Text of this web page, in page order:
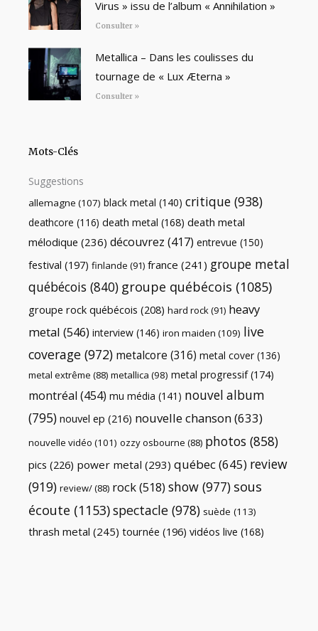
Virus » issu de l’album « Annihilation »
Consulter »
Metallica – Dans les coulisses du
tournage de « Lux Æterna »
Consulter »
Mots-Clés
Suggestions
allemagne (107) black metal (140) critique (938)
deathcore (116) death metal (168) death metal
mélodique (236) découvrez (417) entrevue (150)
festival (197) finlande (91) france (241) groupe metal
québécois (840) groupe québécois (1085)
groupe rock québécois (208) hard rock(91) heavy
metal (546) interview (146) iron maiden (109) live
coverage (972) metalcore (316) metal cover (136)
metal extrême (88) metallica (98) metal progressif(174)
montréal (454) mu média (141) nouvel album
(795) nouvel ep (216) nouvelle chanson(633)
nouvelle vidéo (101) ozzy osbourne (88) photos (858)
pics (226) power metal (293) québec(645) review
(919) review/(88) rock(518) show (977) sous
écoute (1153)spectacle (978) suède (113)
thrash metal (245) tournée (196) vidéos live (168)